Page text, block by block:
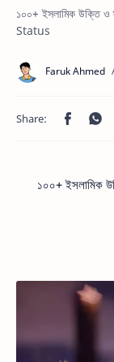
১০০+ ইসলামিক উক্তি
Status
১০০+ ইসলামিক